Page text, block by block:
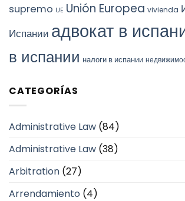
supremo UE Unión Europea vivienda
Испании адвокат в
в испании налоги в испании
CATEGORÍAS
Administrative Law (84)
Administrative Law (38)
Arbitration (27)
Arrendamiento (4)